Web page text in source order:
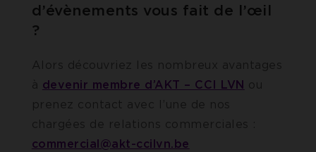
d’évènements vous fait de l’œil
?
Alors découvriez les nombreux avantages
à devenir membre d’AKT – CCI LVN ou
prenez contact avec l’une de nos
chargées de relations commerciales :
commercial@akt-ccilvn.be